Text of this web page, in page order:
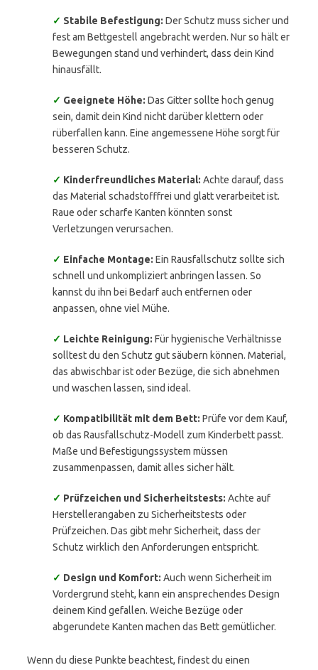
✓ Stabile Befestigung: Der Schutz muss sicher und
fest am Bettgestell angebracht werden. Nur so hält er
Bewegungen stand und verhindert, dass dein Kind
hinausfällt.
✓ Geeignete Höhe: Das Gitter sollte hoch genug
sein, damit dein Kind nicht darüber klettern oder
rüberfallen kann. Eine angemessene Höhe sorgt für
besseren Schutz.
✓ Kinderfreundliches Material: Achte darauf, dass
das Material schadstofffrei und glatt verarbeitet ist.
Raue oder scharfe Kanten könnten sonst
Verletzungen verursachen.
✓ Einfache Montage: Ein Rausfallschutz sollte sich
schnell und unkompliziert anbringen lassen. So
kannst du ihn bei Bedarf auch entfernen oder
anpassen, ohne viel Mühe.
✓ Leichte Reinigung: Für hygienische Verhältnisse
solltest du den Schutz gut säubern können. Material,
das abwischbar ist oder Bezüge, die sich abnehmen
und waschen lassen, sind ideal.
✓ Kompatibilität mit dem Bett: Prüfe vor dem Kauf,
ob das Rausfallschutz-Modell zum Kinderbett passt.
Maße und Befestigungssystem müssen
zusammenpassen, damit alles sicher hält.
✓ Prüfzeichen und Sicherheitstests: Achte auf
Herstellerangaben zu Sicherheitstests oder
Prüfzeichen. Das gibt mehr Sicherheit, dass der
Schutz wirklich den Anforderungen entspricht.
✓ Design und Komfort: Auch wenn Sicherheit im
Vordergrund steht, kann ein ansprechendes Design
deinem Kind gefallen. Weiche Bezüge oder
abgerundete Kanten machen das Bett gemütlicher.
Wenn du diese Punkte beachtest, findest du einen